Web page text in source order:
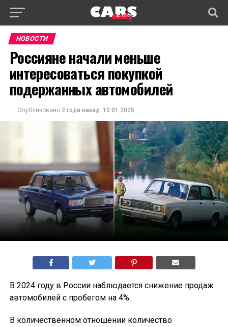
НОВОСТИ
Россияне начали меньше
интересоваться покупкой
подержанных автомобилей
Опубликовано 2 года назад 10.01.2025
В 2024 году в России наблюдается снижение продаж
автомобилей с пробегом на 4%.
В количественном отношении количество